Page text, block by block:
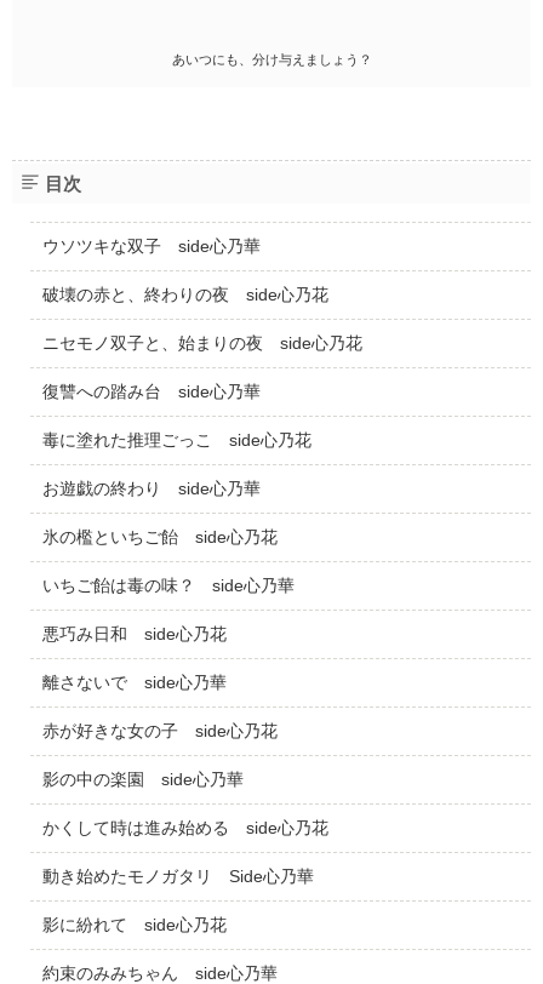
あいつにも、分け与えましょう？
目次
ウソツキな双子 side心乃華
破壊の赤と、終わりの夜 side心乃花
ニセモノ双子と、始まりの夜 side心乃花
復讐への踏み台 side心乃華
毒に塗れた推理ごっこ side心乃花
お遊戯の終わり side心乃華
氷の檻といちご飴 side心乃花
いちご飴は毒の味？ side心乃華
悪巧み日和 side心乃花
離さないで side心乃華
赤が好きな女の子 side心乃花
影の中の楽園 side心乃華
かくして時は進み始める side心乃花
動き始めたモノガタリ Side心乃華
影に紛れて side心乃花
約束のみみちゃん side心乃華